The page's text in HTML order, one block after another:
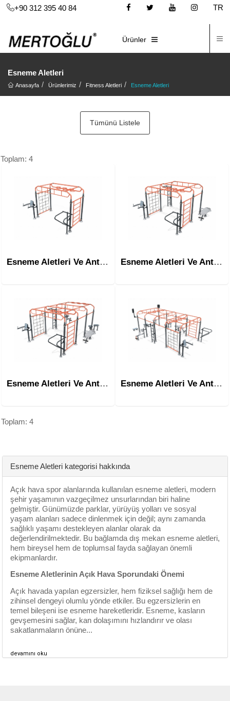
+90 312 395 40 84
TR
Ürünler
Esneme Aletleri
Anasayfa Ürünlerimiz Fitness Aletleri Esneme Aletleri
Tümünü Listele
Toplam: 4
Esneme Aletleri Ve Antrenman Ekipmanları-Mwo-1001 Esneme Aletleri Ve Antrenman Ekipmanları-Mwo-1002
Esneme Aletleri Ve Antrenman Ekipmanları-Mwo-1003 Esneme Aletleri Ve Antrenman Ekipmanları-Mwo-1004
Toplam: 4
Esneme Aletleri kategorisi hakkında
Açık hava spor alanlarında kullanılan esneme aletleri, modern
şehir yaşamının vazgeçilmez unsurlarından biri haline
gelmiştir. Günümüzde parklar, yürüyüş yolları ve sosyal
yaşam alanları sadece dinlenmek için değil; aynı zamanda
sağlıklı yaşamı destekleyen alanlar olarak da
değerlendirilmektedir. Bu bağlamda dış mekan esneme aletleri,
hem bireysel hem de toplumsal fayda sağlayan önemli
ekipmanlardır.
Esneme Aletlerinin Açık Hava Sporundaki Önemi
Açık havada yapılan egzersizler, hem fiziksel sağlığı hem de
zihinsel dengeyi olumlu yönde etkiler. Bu egzersizlerin en
temel bileşeni ise esneme hareketleridir. Esneme, kasların
gevşemesini sağlar, kan dolaşımını hızlandırır ve olası
sakatlanmaların önüne...
devamını oku